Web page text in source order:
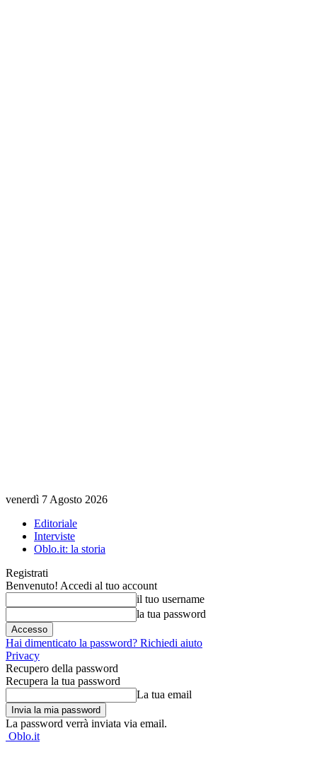
venerdì 7 Agosto 2026
Editoriale
Interviste
Oblo.it: la storia
Registrati
Benvenuto! Accedi al tuo account
il tuo username
la tua password
Hai dimenticato la password? Richiedi aiuto
Privacy
Recupero della password
Recupera la tua password
La tua email
La password verrà inviata via email.
Oblo.it